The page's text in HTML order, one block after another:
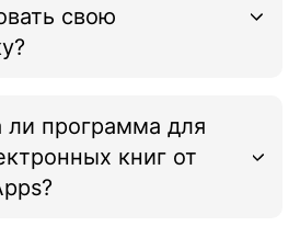
свою
ли программа для
книг от